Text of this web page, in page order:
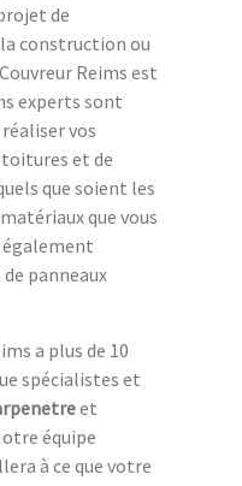
de
construction ou
Reims est
experts sont
vos
et de
que soient les
que vous
également
panneaux
a plus de 10
spécialistes et
et
équipe
à ce que votre